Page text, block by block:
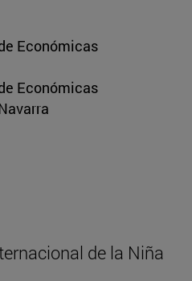
Económicas
Económicas
de la Niña